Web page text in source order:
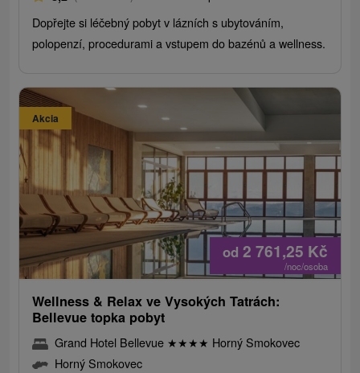
Dopřejte si léčebný pobyt v lázních s ubytováním,
polopenzí, procedurami a vstupem do bazénů a wellness.
Akcia
od 2 761,25 Kč
/noc/osoba
Wellness & Relax ve Vysokých Tatrách:
Bellevue topka pobyt
Grand Hotel Bellevue ★★★★ Horný Smokovec
Horný Smokovec